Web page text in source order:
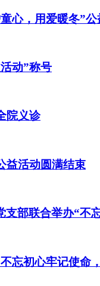
心，用爱暖冬”公
动”称号
院义诊
益活动圆满结束
部联合举办“不
忘初心牢记使命